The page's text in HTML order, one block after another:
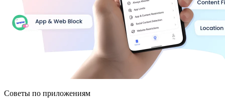
Советы по приложениям